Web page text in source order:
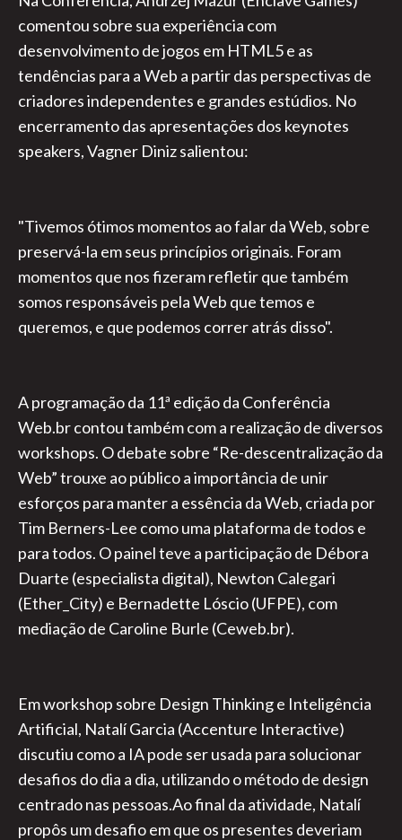
comentou sobre sua experiência com
desenvolvimento de jogos em HTML5 e as
tendências para a Web a partir das perspectivas de
criadores independentes e grandes estúdios. No
encerramento das apresentações dos keynotes
speakers, Vagner Diniz salientou:
"Tivemos ótimos momentos ao falar da Web, sobre
preservá-la em seus princípios originais. Foram
momentos que nos fizeram refletir que também
somos responsáveis pela Web que temos e
queremos, e que podemos correr atrás disso".
A programação da 11ª edição da Conferência
Web.br contou também com a realização de diversos
workshops. O debate sobre “Re-descentralização da
Web” trouxe ao público a importância de unir
esforços para manter a essência da Web, criada por
Tim Berners-Lee como uma plataforma de todos e
para todos. O painel teve a participação de Débora
Duarte (especialista digital), Newton Calegari
(Ether_City) e Bernadette Lóscio (UFPE), com
mediação de Caroline Burle (Ceweb.br).
Em workshop sobre Design Thinking e Inteligência
Artificial, Natalí Garcia (Accenture Interactive)
discutiu como a IA pode ser usada para solucionar
desafios do dia a dia, utilizando o método de design
centrado nas pessoas.Ao final da atividade, Natalí
propôs um desafio em que os presentes deveriam